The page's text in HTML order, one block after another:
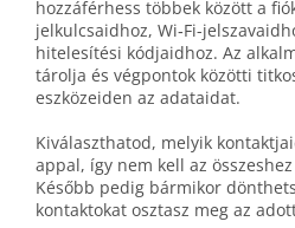
hozzáférhess többek között a
jelkulcsaidhoz, Wi‑Fi-
hitelesítési kódjaidhoz. Az
tárolja és végpontok közötti
eszközeiden az adataidat.
Kiválaszthatod, melyik
appal, így nem kell az
Később pedig bármikor
kontaktokat osztasz meg az